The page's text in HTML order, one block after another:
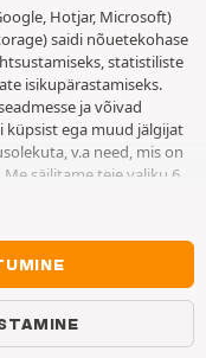
Hotjar, Microsoft)
saidi nõuetekohase
statistiliste
isikupärastamiseks.
ja võivad
küpsist ega muud jälgijat
v.a need, mis on
säilitame teie valiku 6
paigutamiseks.
TYRES. Lisateabe
lehte.